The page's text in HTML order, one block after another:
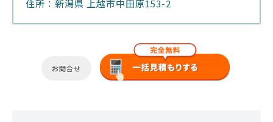
住所：新潟県 上越市中田原153-2
お問合せ